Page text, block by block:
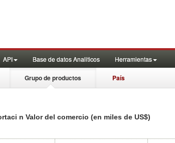
API Base de datos Analiticos Herramientas
Grupo de productos País
n Valor del comercio (en miles de US$)